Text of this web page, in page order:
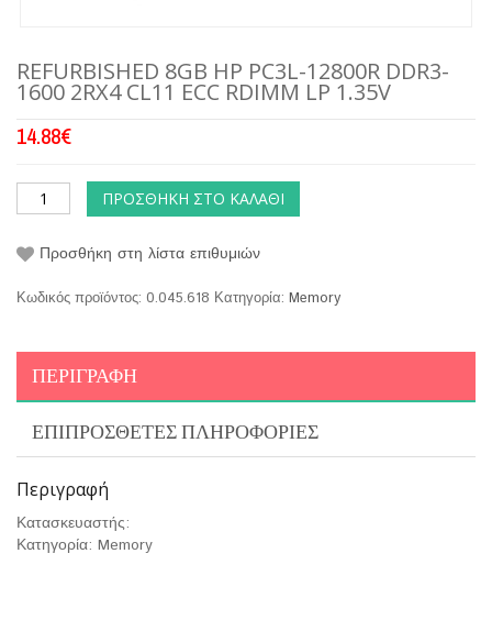
REFURBISHED 8GB HP PC3L-12800R DDR3-
1600 2RX4 CL11 ECC RDIMM LP 1.35V
14.88€
ΠΡΟΣΘΉΚΗ ΣΤΟ ΚΑΛΆΘΙ
Προσθήκη στη λίστα επιθυμιών
Κωδικός προϊόντος: 0.045.618 Κατηγορία: Memory
ΠΕΡΙΓΡΑΦΉ
ΕΠΙΠΡΌΣΘΕΤΕΣ ΠΛΗΡΟΦΟΡΊΕΣ
Περιγραφή
Κατασκευαστής:
Κατηγορία: Memory